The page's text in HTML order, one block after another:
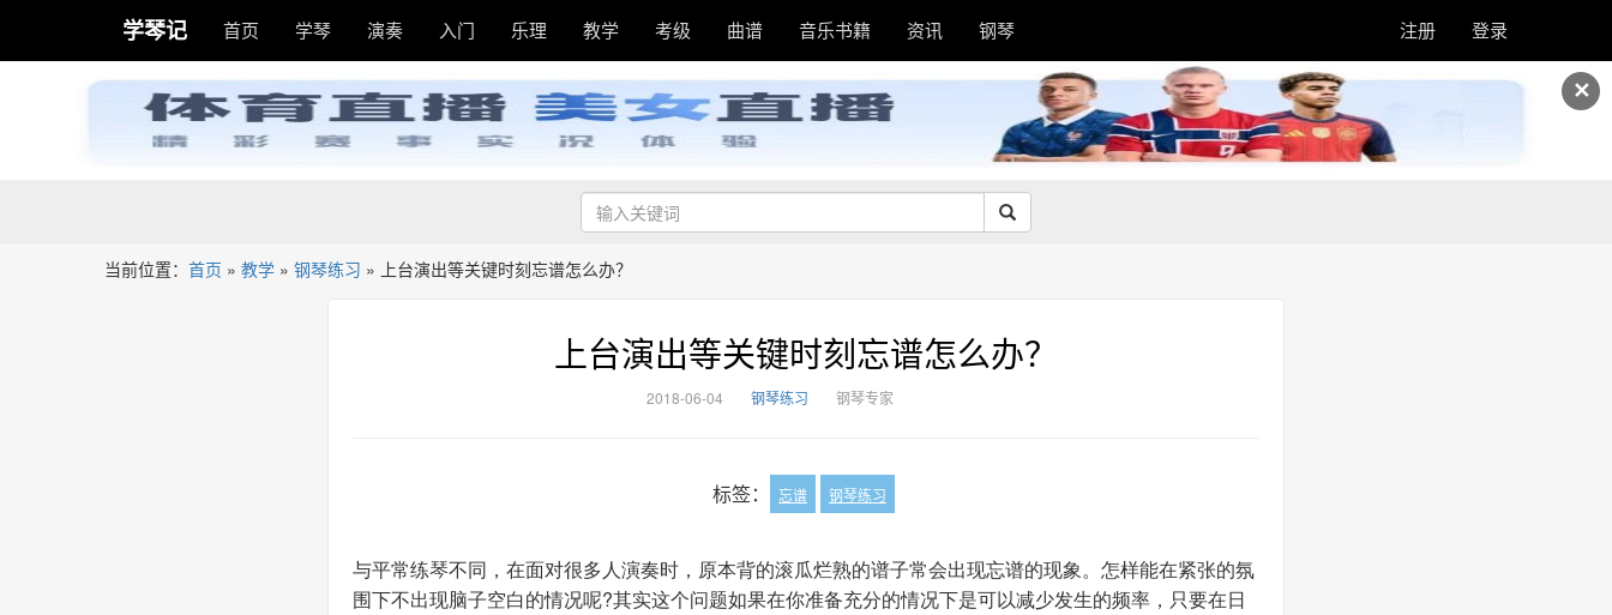
✕
学琴记 首页 学琴 演奏 入门 乐理 教学 考级 曲谱 音乐书籍 资讯 钢琴 注册 登录
当前位置： 首页 » 教学 » 钢琴练习 » 上台演出等关键时刻忘谱怎么办？
上台演出等关键时刻忘谱怎么办？
2018-06-04 钢琴练习 钢琴专家
标签： 忘谱 钢琴练习
与平常练琴不同，在面对很多人演奏时，原本背的滚瓜烂熟的谱子常会出现忘谱的现象。怎样能在紧张的氛
围下不出现脑子空白的情况呢?其实这个问题如果在你准备充分的情况下是可以减少发生的频率，只要在日